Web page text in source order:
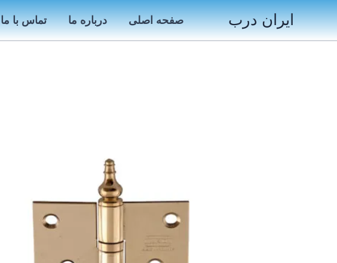
پرش
به
محتوا
ایران درب صفحه اصلی درباره ما تماس با ما